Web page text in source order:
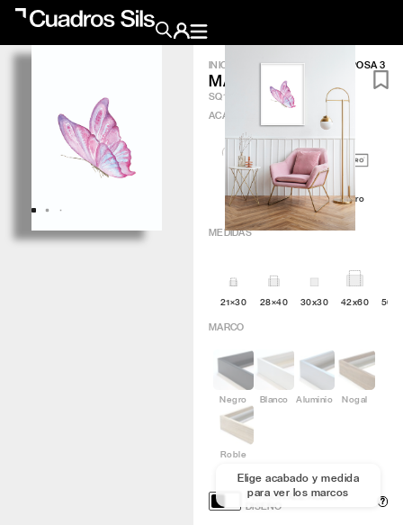
Obra Gráfica
Crea tu pared
INICIO OBRA GRÁFICA MARIPOSA 3
MARIPOSA 3
SQ156
ACABADO
Artic Minimal Q4attro
MEDIDAS
21×30 28×40 30x30 42x60
PERSONALIZACIÓN Y
DISEÑO
?
MARCO
Negro Blanco Aluminio Nogal
Roble
Elige acabado y medida
para ver los marcos